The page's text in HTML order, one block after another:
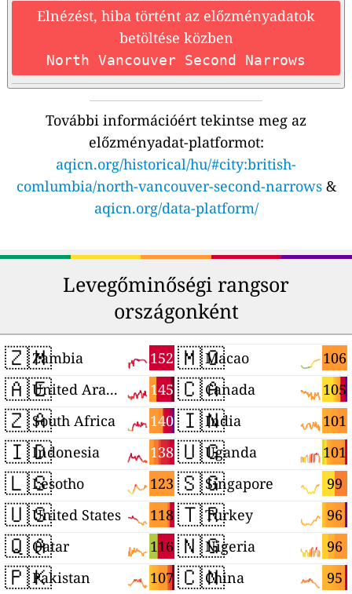
Elnézést, hiba történt az előzményadatok
betöltése közben
North Vancouver Second Narrows
További információért tekintse meg az
előzményadat-platformot:
aqicn.org/historical/hu/#city:british-
comlumbia/north-vancouver-second-narrows&
aqicn.org/data-platform/
Levegőminőségi rangsor
országonként
🇿🇲 152
Zambia
🇦🇪 145
United Arab Emirates
🇿🇦 140
South Africa
🇮🇩 138
Indonesia
🇱🇸 123
Lesotho
🇺🇸 118
United States
🇶🇦 116
Qatar
🇵🇰 107
Pakistan
🇲🇴 106
Macao
🇨🇦 105
Canada
🇮🇳 101
India
🇺🇬 101
Uganda
🇸🇬 99
Singapore
🇹🇷 96
Turkey
🇳🇬 96
Nigeria
🇨🇳 95
China